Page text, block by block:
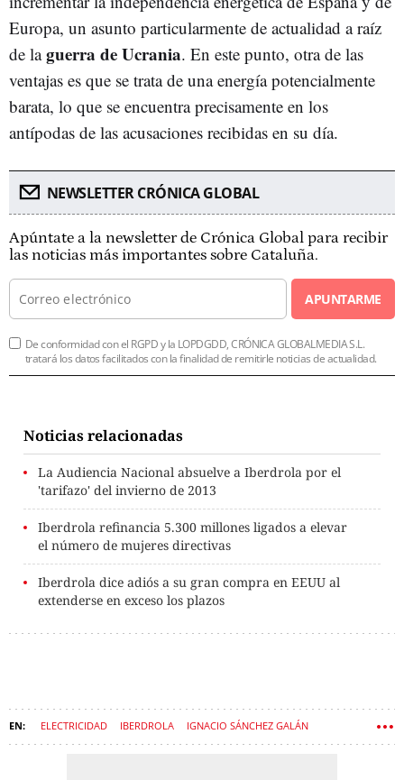
Europa, un asunto particularmente de actualidad a raíz
de laguerra de Ucrania. En este punto, otra de las
ventajas es que se trata de una energía potencialmente
barata, lo que se encuentra precisamente en los
antípodas de las acusaciones recibidas en su día.
NEWSLETTER CRÓNICA GLOBAL
Apúntate a la newsletter de Crónica Global para recibir
las noticias más importantes sobre Cataluña.
APUNTARME
De conformidad con el RGPD y la LOPDGDD, CRÓNICA GLOBALMEDIA S.L.
tratará los datos facilitados con la finalidad de remitirle noticias de actualidad.
Noticias relacionadas
La Audiencia Nacional absuelve a Iberdrola por el
'tarifazo' del invierno de 2013
Iberdrola refinancia 5.300 millones ligados a elevar
el número de mujeres directivas
Iberdrola dice adiós a su gran compra en EEUU al
extenderse en exceso los plazos
ELECTRICIDAD IBERDROLA IGNACIO SÁNCHEZ GALÁN